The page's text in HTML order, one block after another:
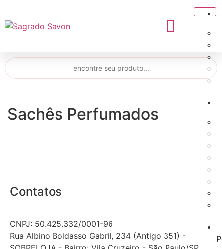
Sachês Perfumados
Contatos
CNPJ: 50.425.332/0001-96
Rua Albino Boldasso Gabril, 234 (Antigo 351) -